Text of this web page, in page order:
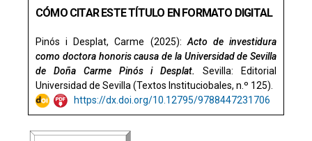
CÓMO CITAR ESTE TÍTULO EN FORMATO DIGITAL
Pinós i Desplat, Carme (2025): Acto de investidura
como doctora honoris causa de la Universidad de Sevilla
de Doña Carme Pinós i Desplat.Sevilla: Editorial
Universidad de Sevilla (Textos Instituciobales, n.º 125).
https://dx.doi.org/10.12795/9788447231706